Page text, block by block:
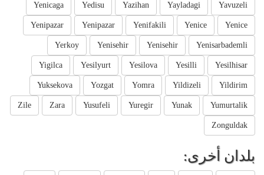
Yavuzeli
Yayladagi
Yazihan
Yedisu
Yenicaga
Yenice
Yenice
Yenifakili
Yenipazar
Yenipazar
Yenisarbademli
Yenisehir
Yenisehir
Yerkoy
Yesilhisar
Yesilli
Yesilova
Yesilyurt
Yigilca
Yildirim
Yildizeli
Yomra
Yozgat
Yuksekova
Yumurtalik
Yunak
Yuregir
Yusufeli
Zara
Zile
Zonguldak
بلدان أخرى: